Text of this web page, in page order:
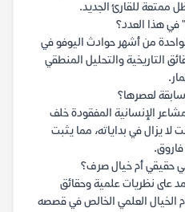
ممتعة للقارئ الجديد.
في هذا العدد؟
من أشهر حوادث اليوفو في
التاريخية والتحليل المنطقي
لعصرها؟
الإنسانية المفقودة خلف
يزال في بداياته، مما يثبت
فاروق.
حقيقي أم خيال صرف؟
على نظريات علمية وحقائق
الخيال العلمي الخالص في قصصه